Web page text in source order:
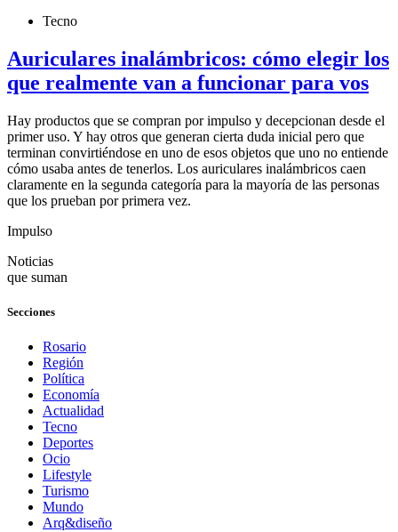
Tecno
Auriculares inalámbricos: cómo elegir los
que realmente van a funcionar para vos
Hay productos que se compran por impulso y decepcionan desde el
primer uso. Y hay otros que generan cierta duda inicial pero que
terminan convirtiéndose en uno de esos objetos que uno no entiende
cómo usaba antes de tenerlos. Los auriculares inalámbricos caen
claramente en la segunda categoría para la mayoría de las personas
que los prueban por primera vez.
Impulso
Noticias
que suman
Secciones
Rosario
Región
Política
Economía
Actualidad
Tecno
Deportes
Ocio
Lifestyle
Turismo
Mundo
Arq&diseño